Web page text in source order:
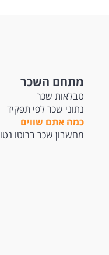
מתחם השכר
טבלאות שכר
נתוני שכר לפי תפקיד
כמה אתם שווים
מחשבון שכר ברוטו נטו